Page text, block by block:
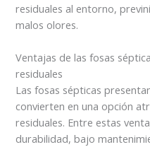
residuales al entorno,
malos olores.
Ventajas de las fosas
residuales
Las fosas sépticas
convierten en una opción
residuales. Entre estas
durabilidad, bajo